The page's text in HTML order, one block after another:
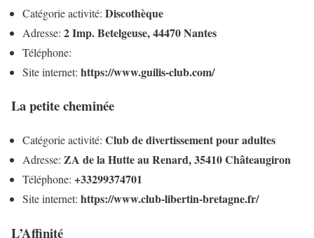
Catégorie activité: Discothèque
Adresse: 2 Imp. Betelgeuse, 44470 Nantes
Téléphone:
Site internet: https://www.guilis-club.com/
La petite cheminée
Catégorie activité: Club de divertissement pour adultes
Adresse: ZA de la Hutte au Renard, 35410 Châteaugiron
Téléphone: +33299374701
Site internet: https://www.club-libertin-bretagne.fr/
L’Affinité